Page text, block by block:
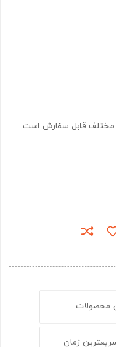
مختلف قابل سفارش است
محصولات
زمان